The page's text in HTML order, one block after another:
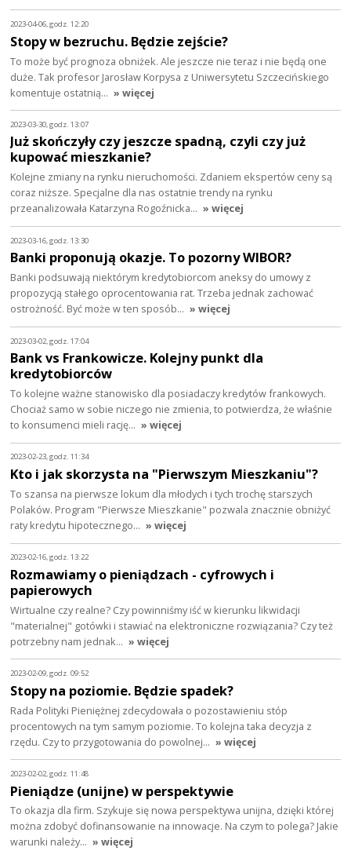
2023-04-06, godz. 12:20
Stopy w bezruchu. Będzie zejście?
To może być prognoza obniżek. Ale jeszcze nie teraz i nie będą one
duże. Tak profesor Jarosław Korpysa z Uniwersytetu Szczecińskiego
komentuje ostatnią… » więcej
2023-03-30, godz. 13:07
Już skończyły czy jeszcze spadną, czyli czy już
kupować mieszkanie?
Kolejne zmiany na rynku nieruchomości. Zdaniem ekspertów ceny są
coraz niższe. Specjalne dla nas ostatnie trendy na rynku
przeanalizowała Katarzyna Rogoźnicka… » więcej
2023-03-16, godz. 13:30
Banki proponują okazje. To pozorny WIBOR?
Banki podsuwają niektórym kredytobiorcom aneksy do umowy z
propozycją stałego oprocentowania rat. Trzeba jednak zachować
ostrożność. Być może w ten sposób… » więcej
2023-03-02, godz. 17:04
Bank vs Frankowicze. Kolejny punkt dla
kredytobiorców
To kolejne ważne stanowisko dla posiadaczy kredytów frankowych.
Chociaż samo w sobie niczego nie zmienia, to potwierdza, że właśnie
to konsumenci mieli rację… » więcej
2023-02-23, godz. 11:34
Kto i jak skorzysta na "Pierwszym Mieszkaniu"?
To szansa na pierwsze lokum dla młodych i tych trochę starszych
Polaków. Program "Pierwsze Mieszkanie" pozwala znacznie obniżyć
raty kredytu hipotecznego… » więcej
2023-02-16, godz. 13:22
Rozmawiamy o pieniądzach - cyfrowych i
papierowych
Wirtualne czy realne? Czy powinniśmy iść w kierunku likwidacji
"materialnej" gotówki i stawiać na elektroniczne rozwiązania? Czy też
potrzebny nam jednak… » więcej
2023-02-09, godz. 09:52
Stopy na poziomie. Będzie spadek?
Rada Polityki Pieniężnej zdecydowała o pozostawieniu stóp
procentowych na tym samym poziomie. To kolejna taka decyzja z
rzędu. Czy to przygotowania do powolnej… » więcej
2023-02-02, godz. 11:48
Pieniądze (unijne) w perspektywie
To okazja dla firm. Szykuje się nowa perspektywa unijna, dzięki której
można zdobyć dofinansowanie na innowacje. Na czym to polega? Jakie
warunki należy… » więcej